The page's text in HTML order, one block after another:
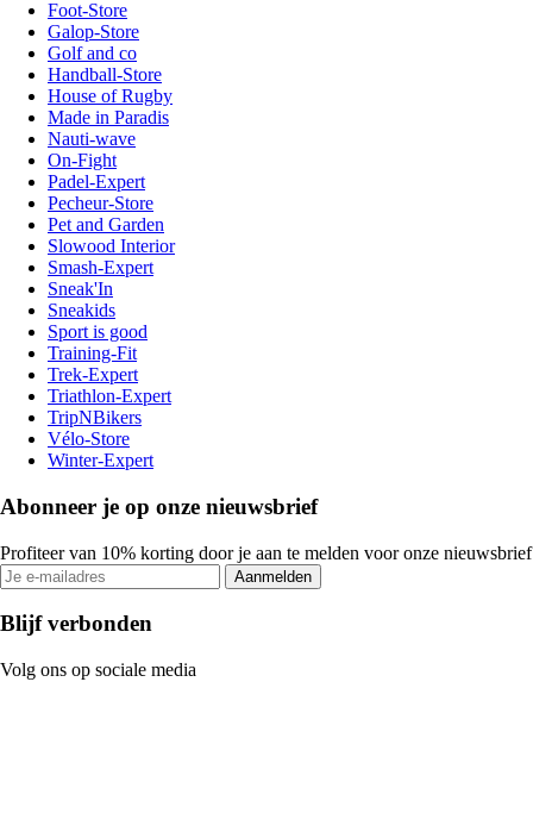
Foot-Store
Galop-Store
Golf and co
Handball-Store
House of Rugby
Made in Paradis
Nauti-wave
On-Fight
Padel-Expert
Pecheur-Store
Pet and Garden
Slowood Interior
Smash-Expert
Sneak'In
Sneakids
Sport is good
Training-Fit
Trek-Expert
Triathlon-Expert
TripNBikers
Vélo-Store
Winter-Expert
Abonneer je op onze nieuwsbrief
Profiteer van 10% korting door je aan te melden voor onze nieuwsbrief
Aanmelden
Blijf verbonden
Volg ons op sociale media